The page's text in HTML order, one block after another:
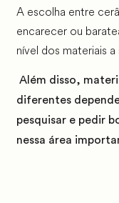
A escolha entre
encarecer ou
nível dos materiais
Além disso,
diferentes
pesquisar e pedir
nessa área